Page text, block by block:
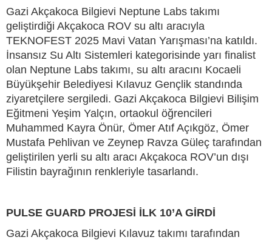
Gazi Akçakoca Bilgievi Neptune Labs takımı
geliştirdiği Akçakoca ROV su altı aracıyla
TEKNOFEST 2025 Mavi Vatan Yarışması’na katıldı.
İnsansız Su Altı Sistemleri kategorisinde yarı finalist
olan Neptune Labs takımı, su altı aracını Kocaeli
Büyükşehir Belediyesi Kılavuz Gençlik standında
ziyaretçilere sergiledi. Gazi Akçakoca Bilgievi Bilişim
Eğitmeni Yeşim Yalçın, ortaokul öğrencileri
Muhammed Kayra Önür, Ömer Atıf Açıkgöz, Ömer
Mustafa Pehlivan ve Zeynep Ravza Güleç tarafından
geliştirilen yerli su altı aracı Akçakoca ROV’un dışı
Filistin bayrağının renkleriyle tasarlandı.
PULSE GUARD PROJESİ İLK 10’A GİRDİ
Gazi Akçakoca Bilgievi Kılavuz takımı tarafından